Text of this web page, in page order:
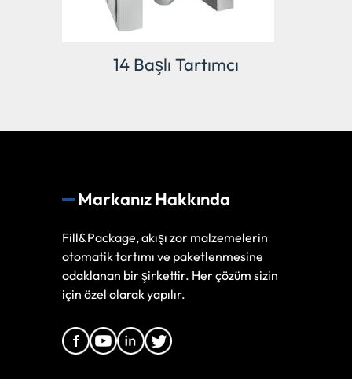
14 Başlı Tartımcı
Markanız Hakkında
Fill&Package, akışı zor malzemelerin
otomatik tartımı ve paketlenmesine
odaklanan bir şirkettir. Her çözüm sizin
için özel olarak yapılır.